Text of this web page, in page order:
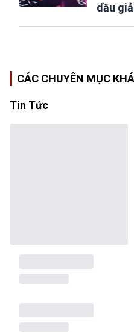
dầu
CÁC CHUYÊN MỤC
Tin Tức